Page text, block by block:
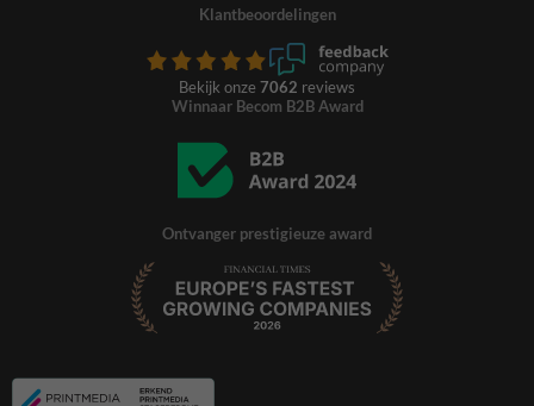
Klantbeoordelingen
Bekijk onze 7062 reviews
Winnaar Becom B2B Award
Ontvanger prestigieuze award